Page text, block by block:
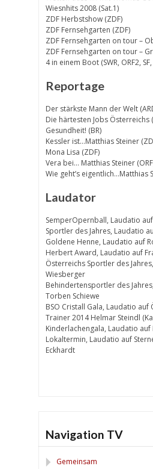
Wiesnhits 2008 (Sat.1)
ZDF Herbstshow (ZDF)
ZDF Fernsehgarten (ZDF)
ZDF Fernsehgarten on tour –
ZDF Fernsehgarten on tour –
4 in einem Boot (SWR, ORF2, SF,
Reportage
Der stärkste Mann der Welt
Die härtesten Jobs Österreichs
Gesundheit! (BR)
Kessler ist…Matthias Steiner
Mona Lisa (ZDF)
Vera bei… Matthias Steiner
Wie geht’s eigentlich…Matthias
Laudator
SemperOpernball, Laudatio
Sportler des Jahres, Laudatio
Goldene Henne, Laudatio auf
Herbert Award, Laudatio auf
Österreichs Sportler des
Wiesberger
Behindertensportler des
Torben Schiewe
BSO Cristall Gala, Laudatio
Trainer 2014 Helmar Steindl
Kinderlachengala, Laudatio
Lokaltermin, Laudatio auf
Eckhardt
Navigation TV
Gemeinsam